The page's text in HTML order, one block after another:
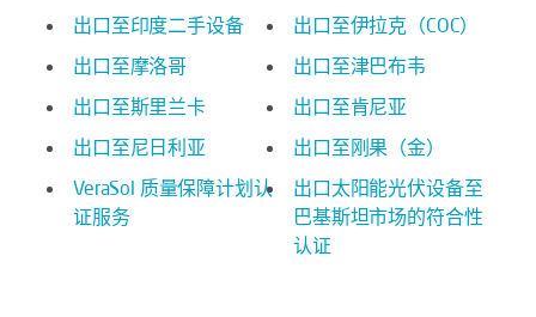
出口至印度二手设备
出口至伊拉克（COC）
出口至摩洛哥
出口至津巴布韦
出口至斯里兰卡
出口至肯尼亚
出口至尼日利亚
出口至刚果（金）
VeraSol 质量保障计划认
证服务
出口太阳能光伏设备至
巴基斯坦市场的符合性
认证